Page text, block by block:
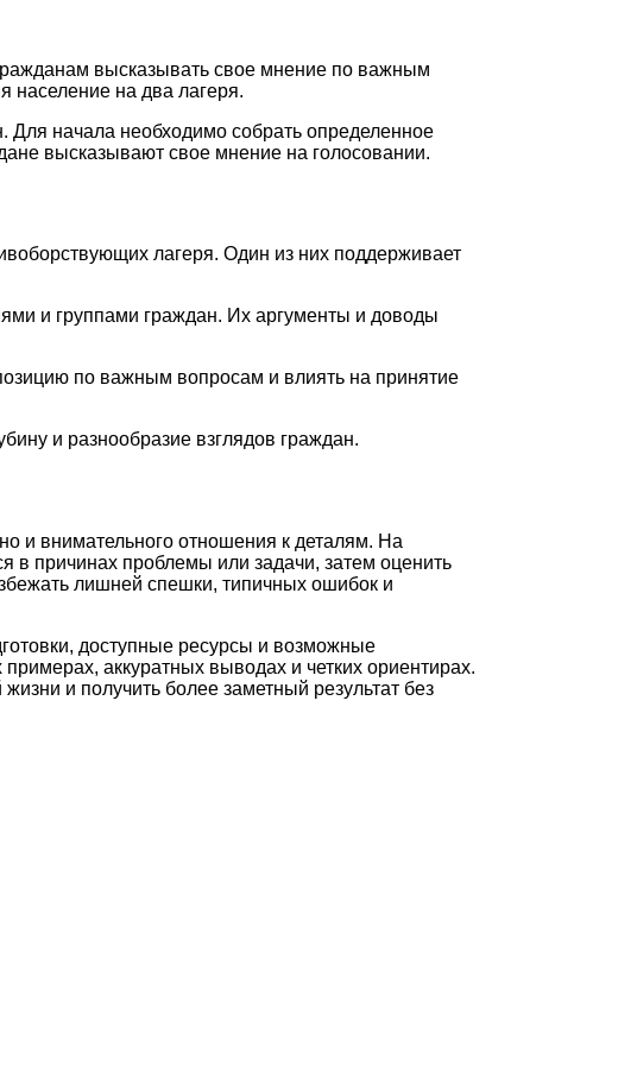
высказывать свое мнение по важным
население на два лагеря.
Для начала необходимо собрать определенное
высказывают свое мнение на голосовании.
лагеря. Один из них поддерживает
и группами граждан. Их аргументы и доводы
по важным вопросам и влиять на принятие
и разнообразие взглядов граждан.
и внимательного отношения к деталям. На
в причинах проблемы или задачи, затем оценить
лишней спешки, типичных ошибок и
доступные ресурсы и возможные
аккуратных выводах и четких ориентирах.
и получить более заметный результат без